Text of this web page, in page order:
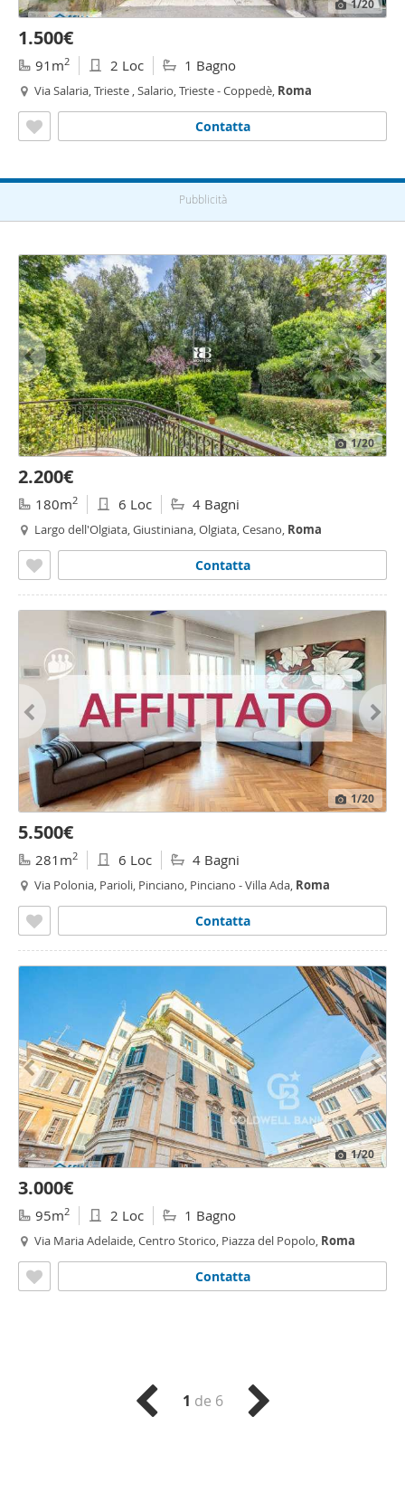
1/20
1.500€
91m2 2 Loc 1 Bagno
Via Salaria, Trieste , Salario, Trieste - Coppedè, Roma
Contatta
Pubblicità
1/20
2.200€
180m2 6 Loc 4 Bagni
Largo dell'Olgiata, Giustiniana, Olgiata, Cesano, Roma
Contatta
1/20
5.500€
281m2 6 Loc 4 Bagni
Via Polonia, Parioli, Pinciano, Pinciano - Villa Ada, Roma
Contatta
1/20
3.000€
95m2 2 Loc 1 Bagno
Via Maria Adelaide, Centro Storico, Piazza del Popolo, Roma
Contatta
1 de 6